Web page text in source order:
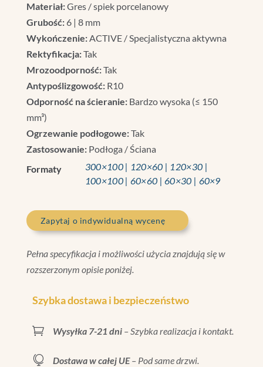
Materiał:Gres / spiek porcelanowy
Grubość:6 | 8 mm
Wykończenie:ACTIVE / Specjalistyczna aktywna
Rektyfikacja:Tak
Mrozoodporność:Tak
Antypoślizgowość:R10
Odporność na ścieranie:Bardzo wysoka (≤ 150
mm³)
Ogrzewanie podłogowe:Tak
Zastosowanie:Podłoga / Ściana
Formaty
300×100 | 120×60 | 120×30 |
100×100 | 60×60 | 60×30 | 60×9
Zapytaj o indywidualną wycenę
Pełna specyfikacja i możliwości użycia znajdują się w
rozszerzonym opisie poniżej.
Szybka dostawa i bezpieczeństwo
 Wysyłka 7-21 dni– Szybka realizacja i kontakt.
 Dostawa w całej UE– Pod same drzwi.